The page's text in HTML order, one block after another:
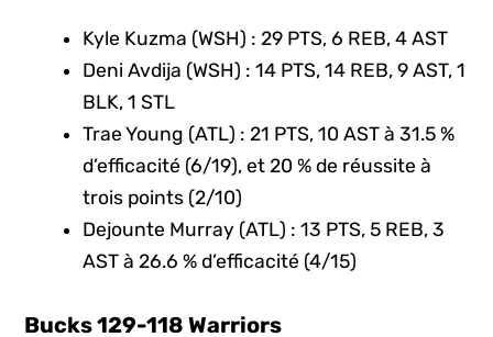
Kyle Kuzma (WSH) : 29 PTS, 6 REB, 4 AST
Deni Avdija (WSH) : 14 PTS, 14 REB, 9 AST, 1
BLK, 1 STL
Trae Young (ATL) : 21 PTS, 10 AST à 31.5 %
d’efficacité (6/19), et 20 % de réussite à
trois points (2/10)
Dejounte Murray (ATL) : 13 PTS, 5 REB, 3
AST à 26.6 % d’efficacité (4/15)
Bucks 129-118 Warriors